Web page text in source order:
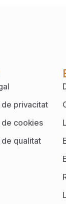
privacitat
de cookies
qualitat